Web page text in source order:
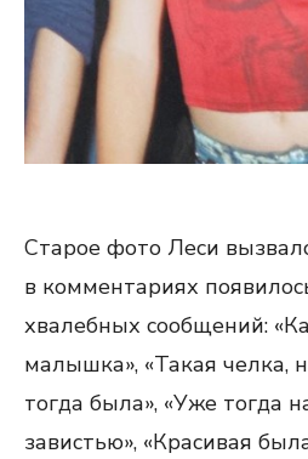
Старое фото Леси
в комментариях
хвалебных сообщений:
малышка», «Такая челка,
тогда была», «Уже тогда
завистью», «Красивая